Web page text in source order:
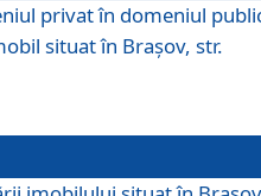
privat în domeniul
situat în Braşov, str.